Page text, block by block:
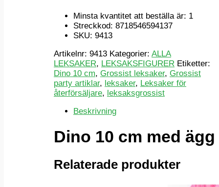
Minsta kvantitet att beställa är: 1
Streckkod: 8718546594137
SKU: 9413
Artikelnr: 9413 Kategorier: ALLA
LEKSAKER, LEKSAKSFIGURER Etiketter:
Dino 10 cm, Grossist leksaker, Grossist
party artiklar, leksaker, Leksaker för
återförsäljare, leksaksgrossist
Beskrivning
Dino 10 cm med
Relaterade produkter